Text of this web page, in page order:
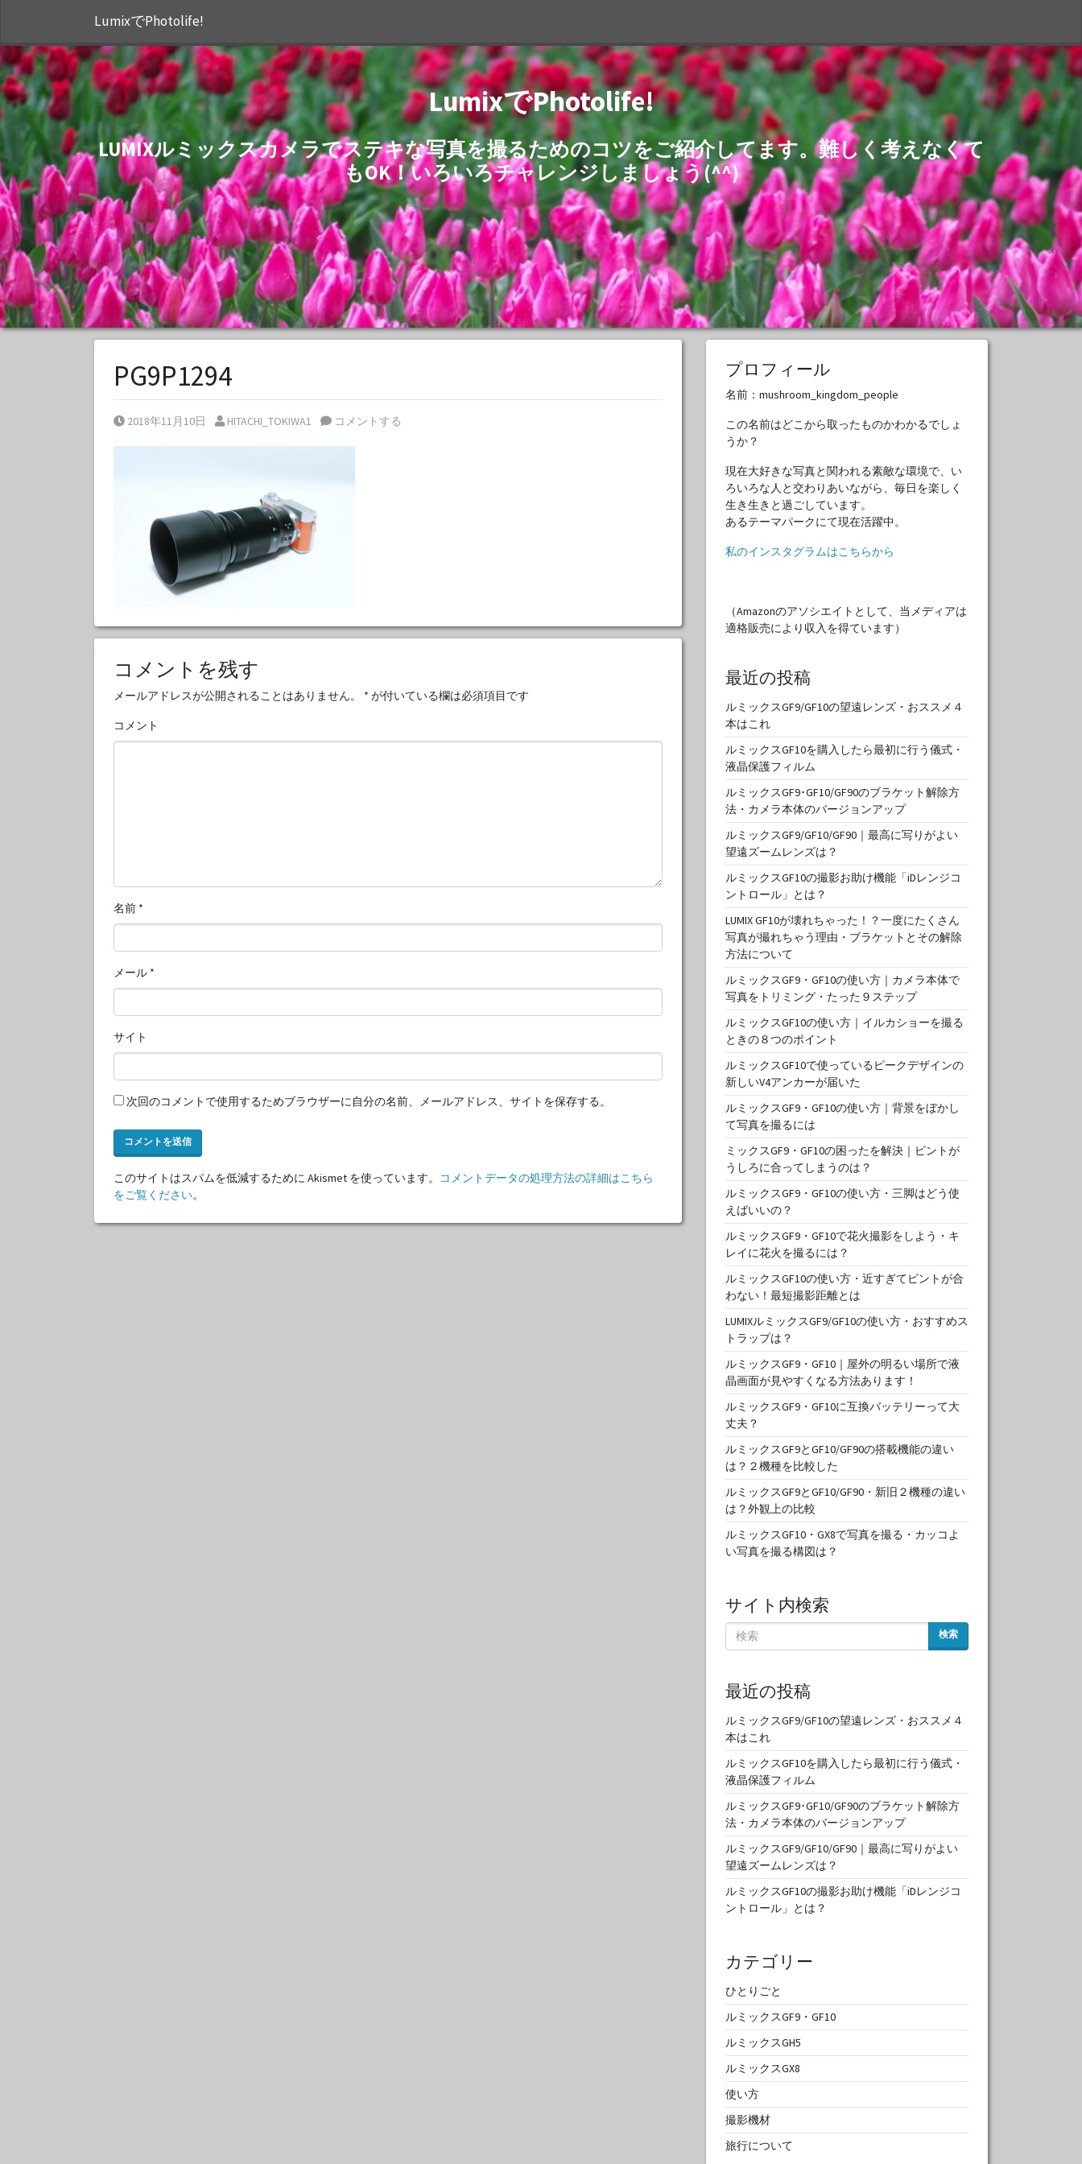
LumixでPhotolife!
LumixでPhotolife!
LUMIXルミックスカメラでステキな写真を撮るためのコツをご紹介してます。難しく考えなくて
もOK！いろいろチャレンジしましょう(^^)
PG9P1294
Posted on
2018年11月10日 Posted by
HITACHI_TOKIWA1 コメントする
コメントを残す
メールアドレスが公開されることはありません。 * が付いている欄は必須項目です
コメント
名前 *
メール *
サイト
次回のコメントで使用するためブラウザーに自分の名前、メールアドレス、サイトを保存する。
このサイトはスパムを低減するために Akismet を使っています。
コメントデータの処理方法の詳細はこちら
をご覧ください。
プロフィール
名前：mushroom_kingdom_people
この名前はどこから取ったものかわかるでしょ
うか？
現在大好きな写真と関われる素敵な環境で、い
ろいろな人と交わりあいながら、毎日を楽しく
生き生きと過ごしています。
あるテーマパークにて現在活躍中。
私のインスタグラムはこちらから
（Amazonのアソシエイトとして、当メディアは
適格販売により収入を得ています）
最近の投稿
ルミックスGF9/GF10の望遠レンズ・おススメ４
本はこれ
ルミックスGF10を購入したら最初に行う儀式・
液晶保護フィルム
ルミックスGF9･GF10/GF90のブラケット解除方
法・カメラ本体のバージョンアップ
ルミックスGF9/GF10/GF90｜最高に写りがよい
望遠ズームレンズは？
ルミックスGF10の撮影お助け機能「iDレンジコ
ントロール」とは？
LUMIX GF10が壊れちゃった！？一度にたくさん
写真が撮れちゃう理由・ブラケットとその解除
方法について
ルミックスGF9・GF10の使い方｜カメラ本体で
写真をトリミング・たった９ステップ
ルミックスGF10の使い方｜イルカショーを撮る
ときの８つのポイント
ルミックスGF10で使っているピークデザインの
新しいV4アンカーが届いた
ルミックスGF9・GF10の使い方｜背景をぼかし
て写真を撮るには
ミックスGF9・GF10の困ったを解決｜ピントが
うしろに合ってしまうのは？
ルミックスGF9・GF10の使い方・三脚はどう使
えばいいの？
ルミックスGF9・GF10で花火撮影をしよう・キ
レイに花火を撮るには？
ルミックスGF10の使い方・近すぎてピントが合
わない！最短撮影距離とは
LUMIXルミックスGF9/GF10の使い方・おすすめス
トラップは？
ルミックスGF9・GF10｜屋外の明るい場所で液
晶画面が見やすくなる方法あります！
ルミックスGF9・GF10に互換バッテリーって大
丈夫？
ルミックスGF9とGF10/GF90の搭載機能の違い
は？２機種を比較した
ルミックスGF9とGF10/GF90・新旧２機種の違い
は？外観上の比較
ルミックスGF10・GX8で写真を撮る・カッコよ
い写真を撮る構図は？
サイト内検索
検索
最近の投稿
ルミックスGF9/GF10の望遠レンズ・おススメ４
本はこれ
ルミックスGF10を購入したら最初に行う儀式・
液晶保護フィルム
ルミックスGF9･GF10/GF90のブラケット解除方
法・カメラ本体のバージョンアップ
ルミックスGF9/GF10/GF90｜最高に写りがよい
望遠ズームレンズは？
ルミックスGF10の撮影お助け機能「iDレンジコ
ントロール」とは？
カテゴリー
ひとりごと
ルミックスGF9・GF10
ルミックスGH5
ルミックスGX8
使い方
撮影機材
旅行について